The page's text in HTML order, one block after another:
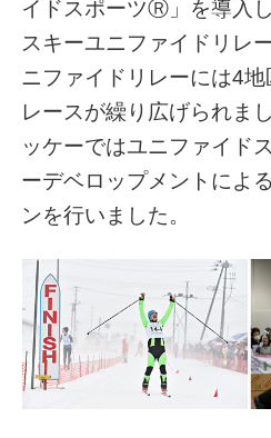
イドスポーツⓇ」を導入
スキーユニファイドリレ
ニファイドリレーには4
レースが繰り広げられま
ッケーではユニファイド
ーデベロップメントによ
ンを行いました。